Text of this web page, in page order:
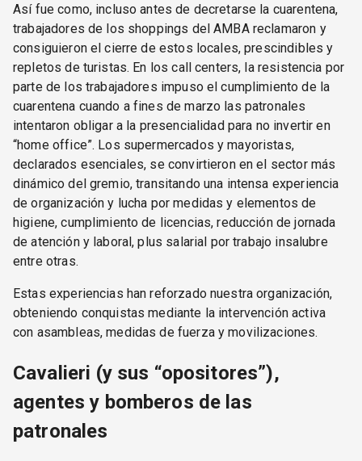
Así fue como, incluso antes de decretarse la cuarentena,
trabajadores de los shoppings del AMBA reclamaron y
consiguieron el cierre de estos locales, prescindibles y
repletos de turistas. En los call centers, la resistencia por
parte de los trabajadores impuso el cumplimiento de la
cuarentena cuando a fines de marzo las patronales
intentaron obligar a la presencialidad para no invertir en
“home office”. Los supermercados y mayoristas,
declarados esenciales, se convirtieron en el sector más
dinámico del gremio, transitando una intensa experiencia
de organización y lucha por medidas y elementos de
higiene, cumplimiento de licencias, reducción de jornada
de atención y laboral, plus salarial por trabajo insalubre
entre otras.
Estas experiencias han reforzado nuestra organización,
obteniendo conquistas mediante la intervención activa
con asambleas, medidas de fuerza y movilizaciones.
Cavalieri (y sus “opositores”),
agentes y bomberos de las
patronales